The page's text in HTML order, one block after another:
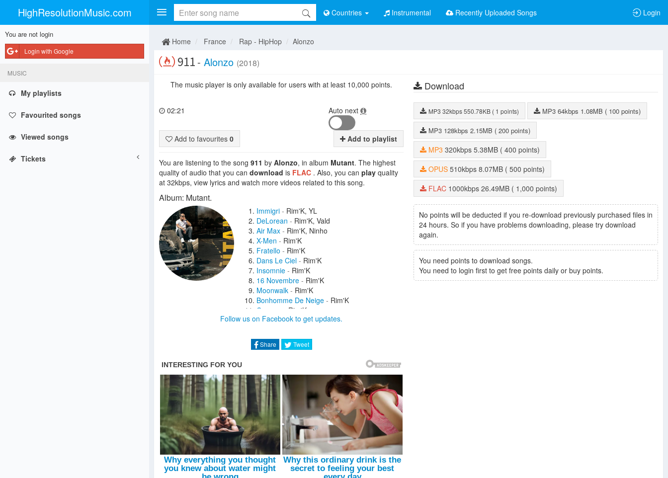
HighResolutionMusic.com Countries Instrumental Recently Uploaded Songs Login
You are not login
Login with Google
MUSIC
My playlists
Favourited songs
Viewed songs
Tickets
Home France Rap - HipHop Alonzo
911 - Alonzo (2018)
The music player is only available for users with at least 10,000 points.
02:21 Auto next
Add to favourites 0 Add to playlist
You are listening to the song 911 by Alonzo, in album Mutant. The highest
quality of audio that you can download is FLAC . Also, you can play quality
at 32kbps, view lyrics and watch more videos related to this song.
Album: Mutant.
Immigri - Rim'K, YL
DeLorean - Rim'K, Vald
Air Max - Rim'K, Ninho
X-Men - Rim'K
Fratello - Rim'K
Dans Le Ciel - Rim'K
Insomnie - Rim'K
16 Novembre - Rim'K
Moonwalk - Rim'K
Bonhomme De Neige - Rim'K
Carmen
Rim'K
Drugstore -Rim'K
Cruel -Rim'K
En Noir & Blanc -Rim'K
Follow us on Facebook to get updates.
Share Tweet
Download
MP3 32kbps550.78KB ( 1 points) MP3 64kbps 1.08MB ( 100 points)
MP3 128kbps 2.15MB ( 200 points)
MP3 320kbps 5.38MB
( 400 points)
OPUS 510kbps 8.07MB
( 500 points)
FLAC 1000kbps 26.49MB ( 1,000 points)
No points will be deducted if you re-download previously purchased files in
24 hours. So if you have problems downloading, please try download
again.
You need points to download songs.
You need to login first to get free points daily or buy points.